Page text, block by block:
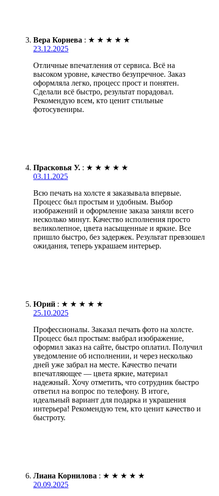
Вера Корнева : ★ ★ ★ ★ ★
23.12.2025
Отличные впечатления от сервиса. Всё на
высоком уровне, качество безупречное. Заказ
оформляла легко, процесс прост и понятен.
Сделали всё быстро, результат порадовал.
Рекомендую всем, кто ценит стильные
фотосувениры.
Прасковья У. : ★ ★ ★ ★ ★
03.11.2025
Всю печать на холсте я заказывала впервые.
Процесс был простым и удобным. Выбор
изображений и оформление заказа заняли всего
несколько минут. Качество исполнения просто
великолепное, цвета насыщенные и яркие. Все
пришло быстро, без задержек. Результат превзошел
ожидания, теперь украшаем интерьер.
Юрий : ★ ★ ★ ★ ★
25.10.2025
Профессионалы. Заказал печать фото на холсте.
Процесс был простым: выбрал изображение,
оформил заказ на сайте, быстро оплатил. Получил
уведомление об исполнении, и через несколько
дней уже забрал на месте. Качество печати
впечатляющее — цвета яркие, материал
надежный. Хочу отметить, что сотрудник быстро
ответил на вопрос по телефону. В итоге,
идеальный вариант для подарка и украшения
интерьера! Рекомендую тем, кто ценит качество и
быстроту.
Лиана Корнилова : ★ ★ ★ ★ ★
20.09.2025